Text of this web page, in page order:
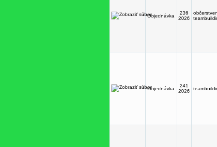
Objednávka
236
2026
Objednávka
241
2026